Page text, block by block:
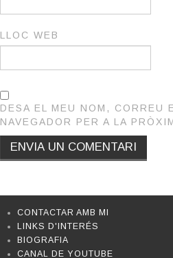
LLOC WEB
DESA EL MEU NOM, CORREU
NAVEGADOR PER A LA
CONTACTAR AMB MI
LINKS D'INTERÉS
BIOGRAFIA
CANAL DE YOUTUBE